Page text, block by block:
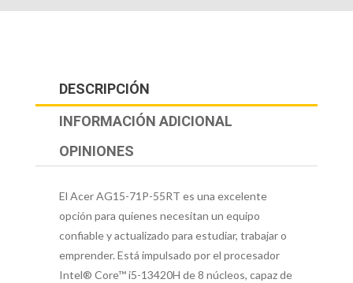
DESCRIPCIÓN
INFORMACIÓN ADICIONAL
OPINIONES
El Acer AG15-71P-55RT es una excelente
opción para quienes necesitan un equipo
confiable y actualizado para estudiar, trabajar o
emprender. Está impulsado por el procesador
Intel® Core™ i5-13420H de 8 núcleos, capaz de